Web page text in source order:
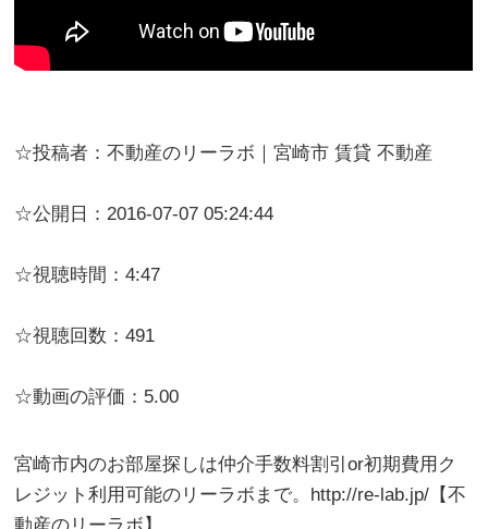
☆投稿者：不動産のリーラボ｜宮崎市 賃貸 不動産
☆公開日：2016-07-07 05:24:44
☆視聴時間：4:47
☆視聴回数：491
☆動画の評価：5.00
宮崎市内のお部屋探しは仲介手数料割引or初期費用ク
レジット利用可能のリーラボまで。http://re-lab.jp/【不